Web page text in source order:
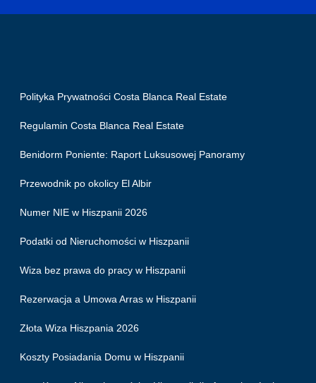
Polityka Prywatności Costa Blanca Real Estate
Regulamin Costa Blanca Real Estate
Benidorm Poniente: Raport Luksusowej Panoramy
Przewodnik po okolicy El Albir
Numer NIE w Hiszpanii 2026
Podatki od Nieruchomości w Hiszpanii
Wiza bez prawa do pracy w Hiszpanii
Rezerwacja a Umowa Arras w Hiszpanii
Złota Wiza Hiszpania 2026
Koszty Posiadania Domu w Hiszpanii